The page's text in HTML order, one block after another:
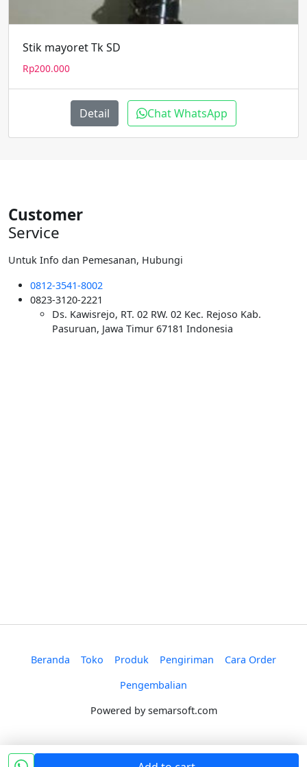
Stik mayoret Tk SD
Rp200.000
Detail Chat WhatsApp
Customer
Service
Untuk Info dan Pemesanan, Hubungi
0812-3541-8002
0823-3120-2221
Ds. Kawisrejo, RT. 02 RW. 02 Kec. Rejoso Kab.
Pasuruan, Jawa Timur 67181 Indonesia
Beranda Toko Produk Pengiriman
Cara Order
Pengembalian
Powered bysemarsoft.com